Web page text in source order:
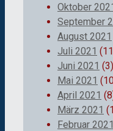
Oktober
September
August 2021
Juli 2021
Juni 2021 (3)
Mai 2021
April 2021
März 2021
Februar 2021